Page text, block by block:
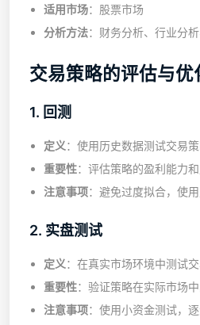
适用市场：股票市场
分析方法：财务分析、行业分
交易策略的评估与优
1. 回测
定义：使用历史数据测试交易
重要性：评估策略的盈利能力
注意事项：避免过度拟合，使
2. 实盘测试
定义：在真实市场环境中测试
重要性：验证策略在实际市场
注意事项：使用小资金测试，